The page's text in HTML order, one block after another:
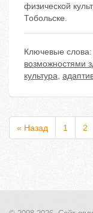
физической
Тобольске.
Ключевые слова:
возможностями
культура,
« Назад 1 2